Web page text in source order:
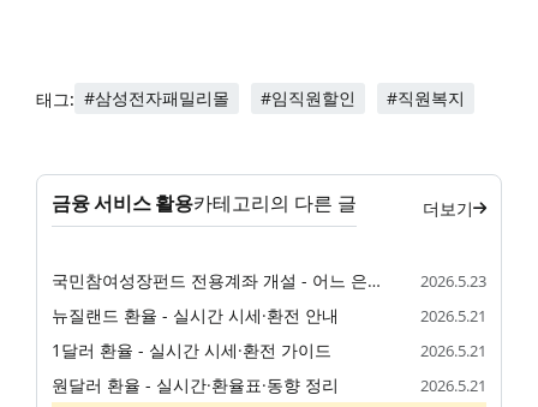
태그: #삼성전자패밀리몰 #임직원할인 #직원복지
금융 서비스 활용카테고리의 다른 글 더보기
국민참여성장펀드 전용계좌 개설 - 어느 은행·증권사에서 가능할까 2026.5.23
뉴질랜드 환율 - 실시간 시세·환전 안내 2026.5.21
1달러 환율 - 실시간 시세·환전 가이드 2026.5.21
원달러 환율 - 실시간·환율표·동향 정리 2026.5.21